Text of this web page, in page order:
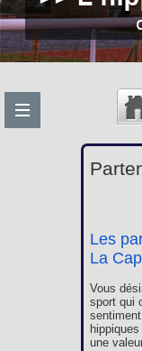
Les
La
Vous
sport qui
une